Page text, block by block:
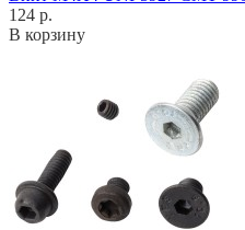
124 р.
В корзину